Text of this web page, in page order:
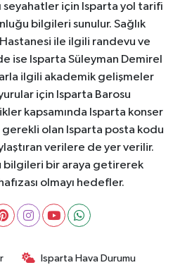
seyahatler için Isparta yol tarifi
bilgileri sunulur. Sağlık
ile ilgili randevu ve
ise Isparta Süleyman Demirel
ilgili akademik gelişmeler
için Isparta Barosu
kapsamında Isparta konser
olan Isparta posta kodu
verilere de yer verilir.
bilgileri bir araya getirerek
olmayı hedefler.
Isparta Hava Durumu